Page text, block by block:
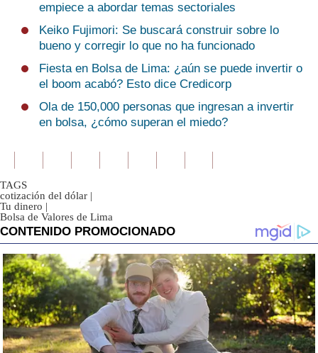
empiece a abordar temas sectoriales
Keiko Fujimori: Se buscará construir sobre lo
bueno y corregir lo que no ha funcionado
Fiesta en Bolsa de Lima: ¿aún se puede invertir o
el boom acabó? Esto dice Credicorp
Ola de 150,000 personas que ingresan a invertir
en bolsa, ¿cómo superan el miedo?
TAGS
cotización del dólar |
Tu dinero |
Bolsa de Valores de Lima